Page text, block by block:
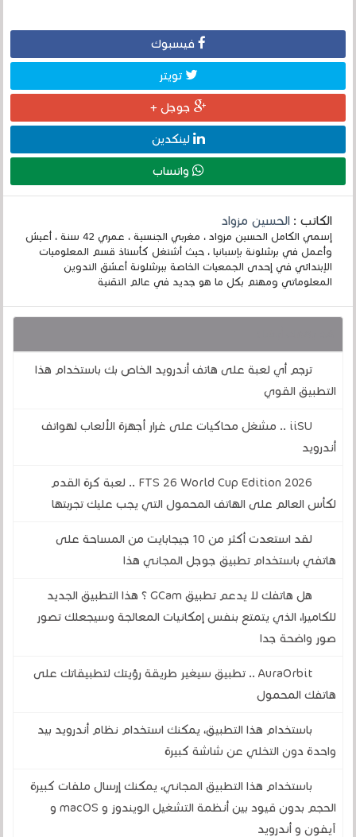
فيسبوك
تويتر
جوجل +
لينكدين
واتساب
الكاتب :الحسين مزواد
إسمي الكامل الحسين مزواد ، مغربي الجنسية ، عمري 42 سنة ، أعيش
وأعمل في برشلونة بإسبانيا ، حيث أشتغل كأستاذ قسم المعلوميات
الإبتدائي في إحدى الجمعيات الخاصة ببرشلونة أعشق التدوين
المعلوماتي ومهتم بكل ما هو جديد في عالم التقنية
ترجم أي لعبة على هاتف أندرويد الخاص بك باستخدام هذا
التطبيق القوي
iiSU .. مشغل محاكيات على غرار أجهزة الألعاب لهواتف
أندرويد
FTS 26 World Cup Edition 2026 .. لعبة كرة القدم
لكأس العالم على الهاتف المحمول التي يجب عليك تجربتها
لقد استعدت أكثر من 10 جيجابايت من المساحة على
هاتفي باستخدام تطبيق جوجل المجاني هذا
هل هاتفك لا يدعم تطبيق GCam ؟ هذا التطبيق الجديد
للكاميرا، الذي يتمتع بنفس إمكانيات المعالجة وسيجعلك تصور
صور واضحة جدا
AuraOrbit .. تطبيق سيغير طريقة رؤيتك لتطبيقاتك على
هاتفك المحمول
باستخدام هذا التطبيق، يمكنك استخدام نظام أندرويد بيد
واحدة دون التخلي عن شاشة كبيرة
باستخدام هذا التطبيق المجاني، يمكنك إرسال ملفات كبيرة
الحجم بدون قيود بين أنظمة التشغيل الويندوز و macOS و
آيفون و أندرويد